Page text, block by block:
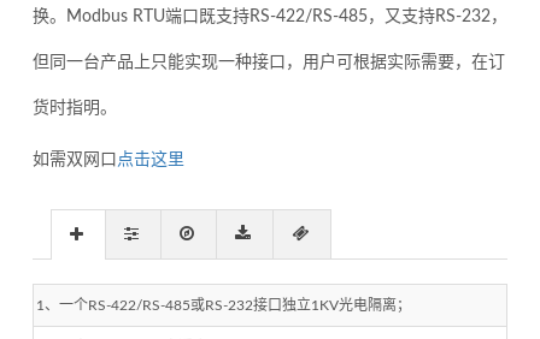
换。Modbus RTU端口既支持RS-422/RS-485，又支持RS-232，
但同一台产品上只能实现一种接口，用户可根据实际需要，在订
货时指明。
如需双网口 点击这里
1、一个RS-422/RS-485或RS-232接口独立1KV光电隔离；